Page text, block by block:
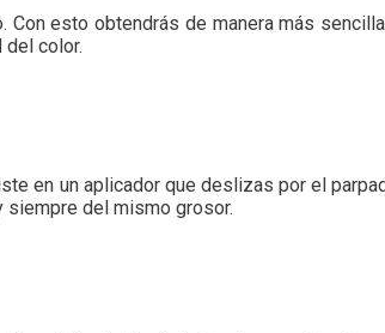
esto obtendrás de manera más
del color.
en un aplicador que deslizas por el
siempre del mismo grosor.